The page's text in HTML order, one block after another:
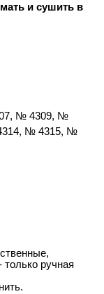
и сушить в
№ 4309, №
№ 4315, №
только ручная